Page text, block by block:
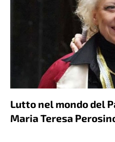
Lutto nel mondo del
Maria Teresa